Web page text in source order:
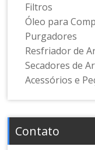
Filtros
Óleo para
Purgadores
Resfriador de
Secadores de
Acessórios e
Contato